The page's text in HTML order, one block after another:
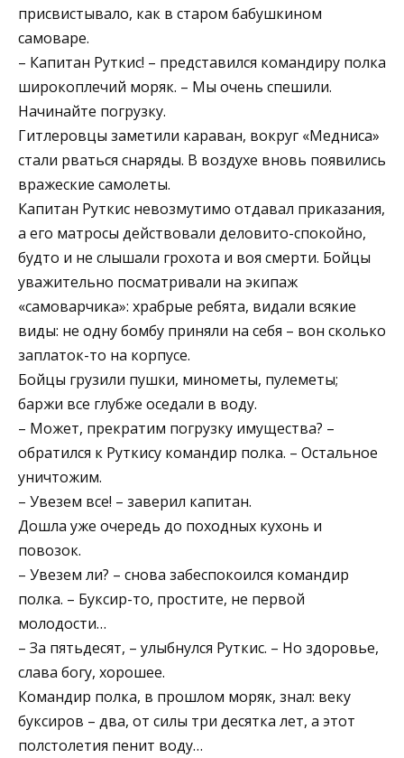
присвистывало, как в старом бабушкином
самоваре.
– Капитан Руткис! – представился командиру полка
широкоплечий моряк. – Мы очень спешили.
Начинайте погрузку.
Гитлеровцы заметили караван, вокруг «Медниса»
стали рваться снаряды. В воздухе вновь появились
вражеские самолеты.
Капитан Руткис невозмутимо отдавал приказания,
а его матросы действовали деловито-спокойно,
будто и не слышали грохота и воя смерти. Бойцы
уважительно посматривали на экипаж
«самоварчика»: храбрые ребята, видали всякие
виды: не одну бомбу приняли на себя – вон сколько
заплаток-то на корпусе.
Бойцы грузили пушки, минометы, пулеметы;
баржи все глубже оседали в воду.
– Может, прекратим погрузку имущества? –
обратился к Руткису командир полка. – Остальное
уничтожим.
– Увезем все! – заверил капитан.
Дошла уже очередь до походных кухонь и
повозок.
– Увезем ли? – снова забеспокоился командир
полка. – Буксир-то, простите, не первой
молодости…
– За пятьдесят, – улыбнулся Руткис. – Но здоровье,
слава богу, хорошее.
Командир полка, в прошлом моряк, знал: веку
буксиров – два, от силы три десятка лет, а этот
полстолетия пенит воду…